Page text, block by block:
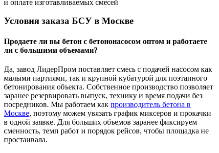
и оплате изготавливаемых смесей
Условия заказа БСУ в Москве
Продаете ли вы бетон с бетононасосом оптом и работаете
ли с большими объемами?
Да, завод ЛидерПром поставляет смесь с подачей насосом как
малыми партиями, так и крупной кубатурой для поэтапного
бетонирования объекта. Собственное производство позволяет
заранее резервировать выпуск, технику и время подачи без
посредников. Мы работаем как производитель бетона в
Москве, поэтому можем увязать график миксеров и прокачки
в одной заявке. Для больших объемов заранее фиксируем
сменность, темп работ и порядок рейсов, чтобы площадка не
простаивала.